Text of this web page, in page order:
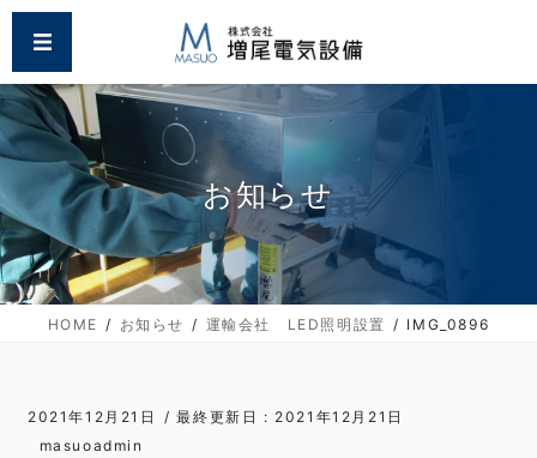
コ
テ
ン
ツ
に
動
ナ
ゲ
ー
シ
ョ
に
移
動
お知らせ
HOME お知らせ 運輸会社 LED照明設置 IMG_0896
2021年12月21日 / 最終更新日 : 2021年12月21日
masuoadmin